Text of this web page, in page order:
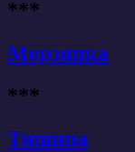
***
Морзянка
***
Тишина